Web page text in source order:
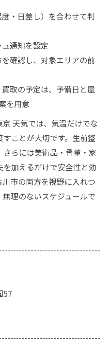
・日差し）を合わせて判
通知を設定
確認し、対象エリアの前
取の予定は、予備日と屋
を用意
天気では、気温だけでな
ことが大切です。生前整
らには美術品・骨董・家
加えるだけで安全性と効
市の両方を視野に入れつ
理のないスケジュールで
57